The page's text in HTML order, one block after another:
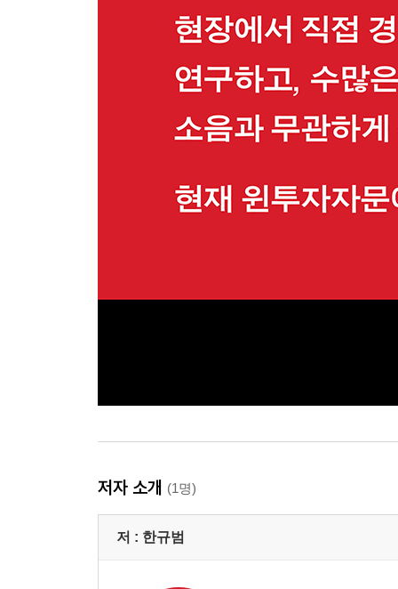
저자 소개 (1명)
저 : 한규범